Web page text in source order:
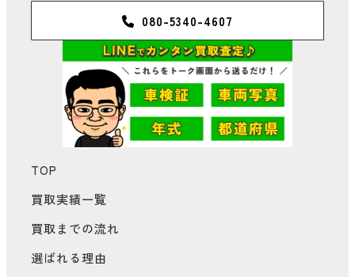
080-5340-4607
TOP
買取実績一覧
買取までの流れ
選ばれる理由